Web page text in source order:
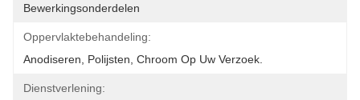
Bewerkingsonderdelen
Oppervlaktebehandeling:
Anodiseren, Polijsten, Chroom Op Uw Verzoek.
Dienstverlening: